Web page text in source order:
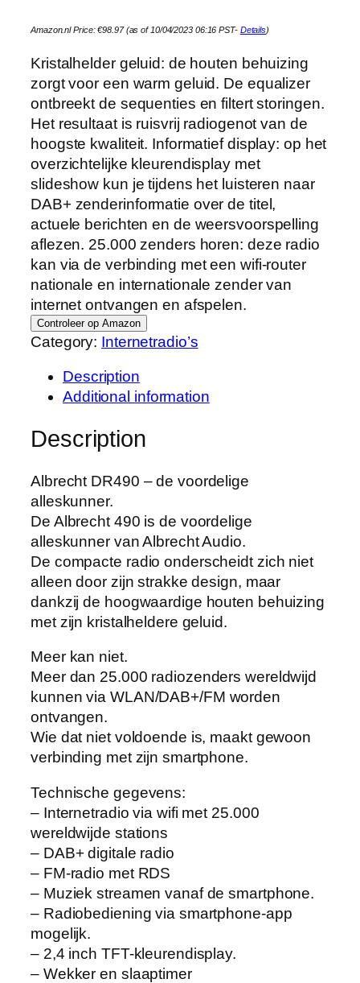
Amazon.nl Price:€98.97(as of 10/04/2023 06:16 PST- Details)
Kristalhelder geluid: de houten behuizing
zorgt voor een warm geluid. De equalizer
ontbreekt de sequenties en filtert storingen.
Het resultaat is ruisvrij radiogenot van de
hoogste kwaliteit. Informatief display: op het
overzichtelijke kleurendisplay met
slideshow kun je tijdens het luisteren naar
DAB+ zenderinformatie over de titel,
actuele berichten en de weersvoorspelling
aflezen. 25.000 zenders horen: deze radio
kan via de verbinding met een wifi-router
nationale en internationale zender van
internet ontvangen en afspelen.
Controleer op Amazon
Category: Internetradio’s
Description
Additional information
Description
Albrecht DR490 – de voordelige
alleskunner.
De Albrecht 490 is de voordelige
alleskunner van Albrecht Audio.
De compacte radio onderscheidt zich niet
alleen door zijn strakke design, maar
dankzij de hoogwaardige houten behuizing
met zijn kristalheldere geluid.
Meer kan niet.
Meer dan 25.000 radiozenders wereldwijd
kunnen via WLAN/DAB+/FM worden
ontvangen.
Wie dat niet voldoende is, maakt gewoon
verbinding met zijn smartphone.
Technische gegevens:
– Internetradio via wifi met 25.000
wereldwijde stations
– DAB+ digitale radio
– FM-radio met RDS
– Muziek streamen vanaf de smartphone.
– Radiobediening via smartphone-app
mogelijk.
– 2,4 inch TFT-kleurendisplay.
– Wekker en slaaptimer